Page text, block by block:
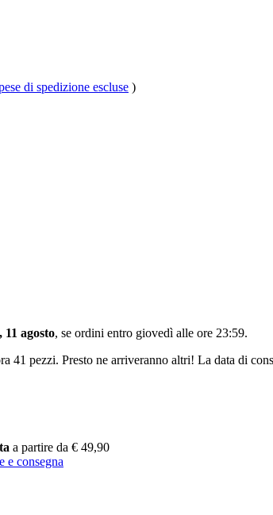
di spedizione escluse )
agosto, se ordini entro giovedì alle ore 23:59.
41 pezzi. Presto ne arriveranno altri! La data di
a partire da € 49,90
e consegna